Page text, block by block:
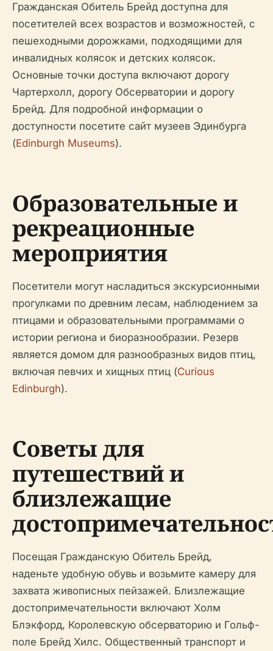
Гражданская Обитель Брейд доступна для
посетителей всех возрастов и возможностей, с
пешеходными дорожками, подходящими для
инвалидных колясок и детских колясок.
Основные точки доступа включают дорогу
Чартерхолл, дорогу Обсерватории и дорогу
Брейд. Для подробной информации о
доступности посетите сайт музеев Эдинбурга
(Edinburgh Museums).
Образовательные и
рекреационные
мероприятия
Посетители могут насладиться экскурсионными
прогулками по древним лесам, наблюдением за
птицами и образовательными программами о
истории региона и биоразнообразии. Резерв
является домом для разнообразных видов птиц,
включая певчих и хищных птиц (Curious
Edinburgh).
Советы для
путешествий и
близлежащие
Посещая Гражданскую Обитель Брейд,
наденьте удобную обувь и возьмите камеру для
захвата живописных пейзажей. Близлежащие
достопримечательности включают Холм
Блэкфорд, Королевскую обсерваторию и Гольф-
поле Брейд Хилс. Общественный транспорт и